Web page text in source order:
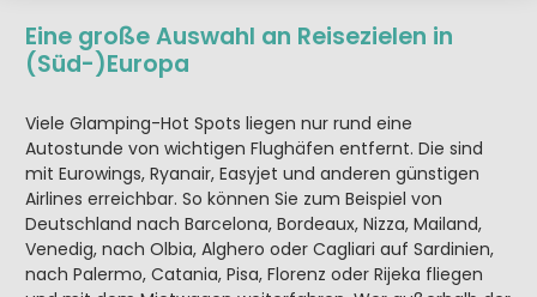
Eine große Auswahl an Reisezielen in
(Süd-)Europa
Viele Glamping-Hot Spots liegen nur rund eine
Autostunde von wichtigen Flughäfen entfernt. Die sind
mit Eurowings, Ryanair, Easyjet und anderen günstigen
Airlines erreichbar. So können Sie zum Beispiel von
Deutschland nach Barcelona, Bordeaux, Nizza, Mailand,
Venedig, nach Olbia, Alghero oder Cagliari auf Sardinien,
nach Palermo, Catania, Pisa, Florenz oder Rijeka fliegen